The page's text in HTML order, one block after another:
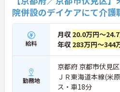
院併設のデイケアにて介護
給料
月収 20.0万円～
年収 283万円～344
勤務地
京都府 京都市伏見
ＪＲ東海道本線(米
ス・車18分